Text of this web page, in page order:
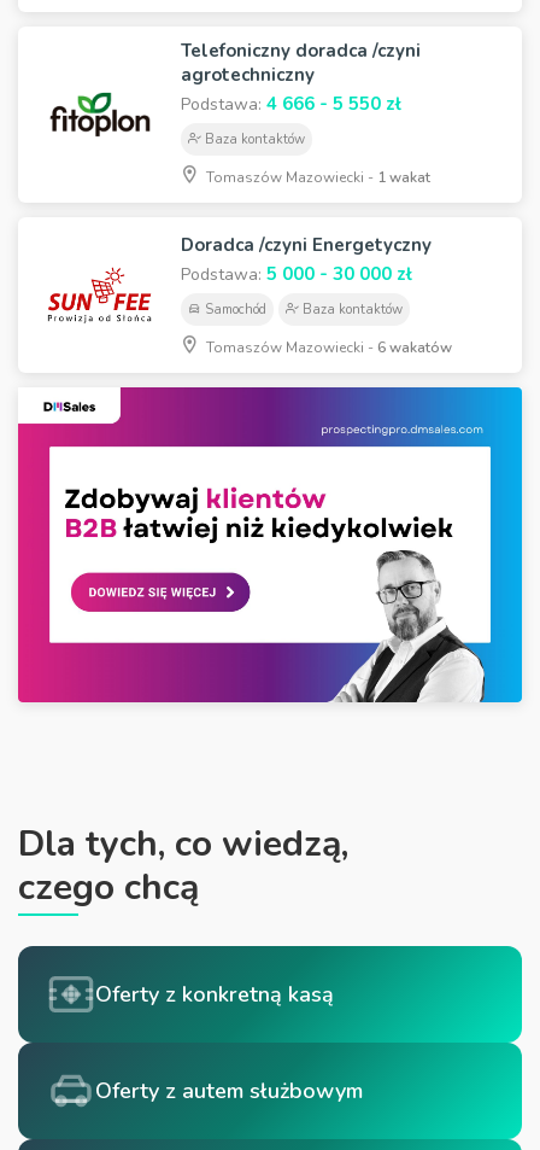
Telefoniczny doradca /czyni
agrotechniczny
Podstawa: 4 666 - 5 550 zł
Baza kontaktów
Tomaszów Mazowiecki - 1 wakat
Doradca /czyni Energetyczny
Podstawa: 5 000 - 30 000 zł
Samochód Baza kontaktów
Tomaszów Mazowiecki - 6 wakatów
Dla tych, co wiedzą,
czego chcą
Oferty z konkretną kasą
Oferty z autem służbowym